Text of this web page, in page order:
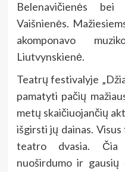
Belenavičienės
Vaišnienės.
akomponavo
Liutvynskienė.
Teatrų festivalyje
pamatyti pačių
metų skaičiuojančių
išgirsti jų dainas.
teatro dvasia. Čia
nuoširdumo ir gausių